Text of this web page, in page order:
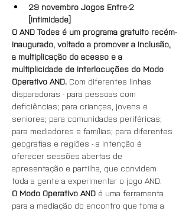
29 novembro Jogos Entre-2
[Intimidade]
O AND Todes é um programa gratuito recém-
inaugurado, voltado a promover a inclusão,
a multiplicação do acesso e a
multiplicidade de interlocuções do Modo
Operativo AND. Com diferentes linhas
disparadoras - para pessoas com
deficiências; para crianças, jovens e
seniores; para comunidades periféricas;
para mediadores e famílias; para diferentes
geografias e regiões - a intenção é
oferecer sessões abertas de
apresentação e partilha, que convidem
toda a gente a experimentar o jogo AND.
O Modo Operativo AND é uma ferramenta
para a mediação do encontro que toma a